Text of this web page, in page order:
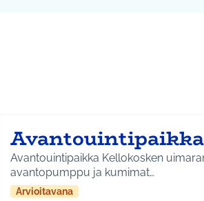
Avantouintipaikka Kellokosken
avantopumppu ja kumimat…
Arvioitavana